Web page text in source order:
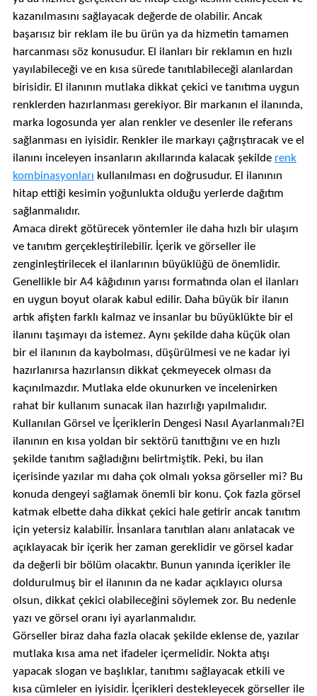
kazanılmasını sağlayacak değerde de olabilir. Ancak
başarısız bir reklam ile bu ürün ya da hizmetin tamamen
harcanması söz konusudur. El ilanları bir reklamın en hızlı
yayılabileceği ve en kısa sürede tanıtılabileceği alanlardan
birisidir. El ilanının mutlaka dikkat çekici ve tanıtıma uygun
renklerden hazırlanması gerekiyor. Bir markanın el ilanında,
marka logosunda yer alan renkler ve desenler ile referans
sağlanması en iyisidir. Renkler ile markayı çağrıştıracak ve el
ilanını inceleyen insanların akıllarında kalacak şekilde renk
kombinasyonları kullanılması en doğrusudur. El ilanının
hitap ettiği kesimin yoğunlukta olduğu yerlerde dağıtım
sağlanmalıdır.
Amaca direkt götürecek yöntemler ile daha hızlı bir ulaşım
ve tanıtım gerçekleştirilebilir. İçerik ve görseller ile
zenginleştirilecek el ilanlarının büyüklüğü de önemlidir.
Genellikle bir A4 kâğıdının yarısı formatında olan el ilanları
en uygun boyut olarak kabul edilir. Daha büyük bir ilanın
artık afişten farklı kalmaz ve insanlar bu büyüklükte bir el
ilanını taşımayı da istemez. Aynı şekilde daha küçük olan
bir el ilanının da kaybolması, düşürülmesi ve ne kadar iyi
hazırlanırsa hazırlansın dikkat çekmeyecek olması da
kaçınılmazdır. Mutlaka elde okunurken ve incelenirken
rahat bir kullanım sunacak ilan hazırlığı yapılmalıdır.
Kullanılan Görsel ve İçeriklerin Dengesi Nasıl Ayarlanmalı?El
ilanının en kısa yoldan bir sektörü tanıttığını ve en hızlı
şekilde tanıtım sağladığını belirtmiştik. Peki, bu ilan
içerisinde yazılar mı daha çok olmalı yoksa görseller mi? Bu
konuda dengeyi sağlamak önemli bir konu. Çok fazla görsel
katmak elbette daha dikkat çekici hale getirir ancak tanıtım
için yetersiz kalabilir. İnsanlara tanıtılan alanı anlatacak ve
açıklayacak bir içerik her zaman gereklidir ve görsel kadar
da değerli bir bölüm olacaktır. Bunun yanında içerikler ile
doldurulmuş bir el ilanının da ne kadar açıklayıcı olursa
olsun, dikkat çekici olabileceğini söylemek zor. Bu nedenle
yazı ve görsel oranı iyi ayarlanmalıdır.
Görseller biraz daha fazla olacak şekilde eklense de, yazılar
mutlaka kısa ama net ifadeler içermelidir. Nokta atışı
yapacak slogan ve başlıklar, tanıtımı sağlayacak etkili ve
kısa cümleler en iyisidir. İçerikleri destekleyecek görseller ile